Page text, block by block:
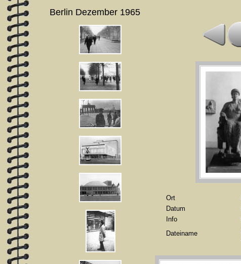
Berlin Dezember 1965
Ort
Datum
Info
Dateiname